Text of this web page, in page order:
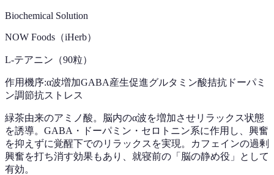
Biochemical Solution
NOW Foods（iHerb）
L-テアニン（90粒）
作用機序:α波増加GABA産生促進グルタミン酸拮抗 ドーパミ
ン調節抗ストレス
緑茶由来のアミノ酸。脳内のα波を増加させリラックス状態
を誘導。GABA・ドーパミン・セロトニン系に作用し、興奮
を抑えずに覚醒下でのリラックスを実現。カフェインの過剰
興奮を打ち消す効果もあり、就寝前の「脳の静め役」として
有効。